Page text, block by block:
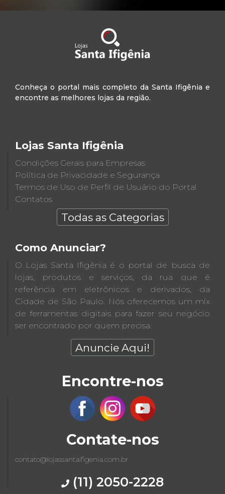
Conheça o portal mais completo da Santa Ifigênia e
encontre as melhores lojas da região.
Lojas Santa Ifigênia
Condições Gerais para Empresas
Política de Privacidade e Segurança
Termos de Uso de Perfil de Usuário do Portal
Contatos
Todas as Categorias
Como Anunciar?
O Lojas Santa Ifigênia é o portal de busca de
lojas, produtos e serviços, da rua que é
referência em eletrônicos e derivados, da
Cidade de São Paulo. Nós oferecemos um míx
de ferramentas digitais para fazer seu negócio
ser encontrado por quem precisa.
Anuncie Aqui!
Encontre-nos
Contate-nos
contato@lojassantaifigenia.com.br
(11) 2050-2228